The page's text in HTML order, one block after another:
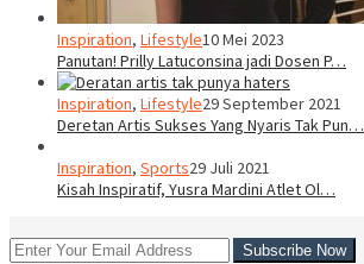
Inspiration, Lifestyle10 Mei 2023
Panutan! Prilly Latuconsina jadi Dosen P…
Inspiration, Lifestyle29 September 2021
Deretan Artis Sukses Yang Nyaris Tak Pun…
Inspiration, Sports29 Juli 2021
Kisah Inspiratif, Yusra Mardini Atlet Ol…